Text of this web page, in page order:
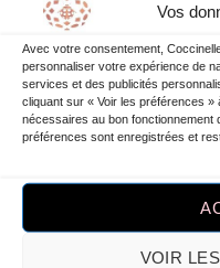
Vos
Avec votre consentement,
personnaliser votre expérience de
services et des publicités
cliquant sur « Voir les préférences »
nécessaires au bon fonctionnement
préférences sont enregistrées et
VOIR
! Les
une
les
très
plus,